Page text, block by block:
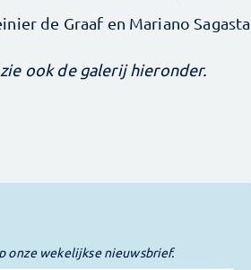
de Graaf en Mariano Sagasta.
ook de galerij hieronder.
onze wekelijkse nieuwsbrief.